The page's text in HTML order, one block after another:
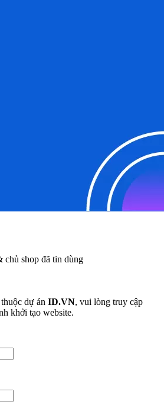
chủ shop đã tin dùng
dự án ID.VN, vui lòng truy cập
khởi tạo website.